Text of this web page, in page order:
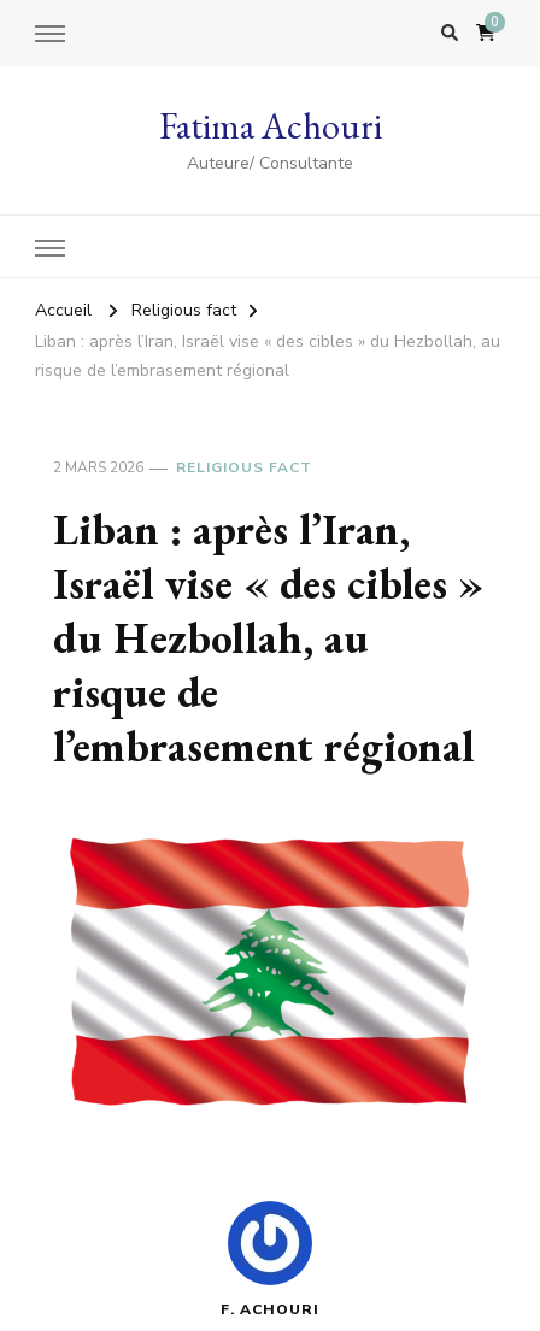
0
Fatima Achouri
Auteure/ Consultante
Accueil
Religious fact
Liban : après l’Iran, Israël vise « des cibles » du Hezbollah, au
risque de l’embrasement régional
2 MARS 2026 RELIGIOUS FACT
Liban : après l’Iran,
Israël vise « des cibles »
du Hezbollah, au
risque de
l’embrasement régional
F. ACHOURI